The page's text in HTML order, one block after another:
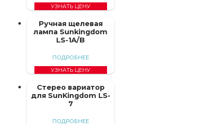
УЗНАТЬ ЦЕНУ
Ручная щелевая
лампа Sunkingdom
LS-1A/B
ПОДРОБНЕЕ
УЗНАТЬ ЦЕНУ
Стерео вариатор
для SunKingdom LS-
7
ПОДРОБНЕЕ